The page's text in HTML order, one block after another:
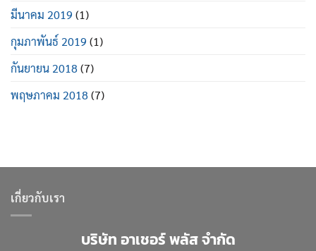
มีนาคม 2019 (1)
กุมภาพันธ์ 2019 (1)
กันยายน 2018(7)
พฤษภาคม 2018(7)
เกี่ยวกับเรา
บริษัท อาเชอร์ พลัส จำกัด